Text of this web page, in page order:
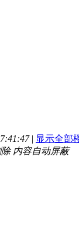
| 显示全部
内容自动屏蔽